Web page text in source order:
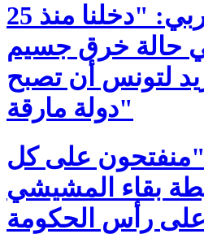
جوهر المغيربي: "دخلنا منذ 25
حالة خرق جسيم
لتونس أن تصبح
دولة مارقة"
على كل
بقاء المشيشي